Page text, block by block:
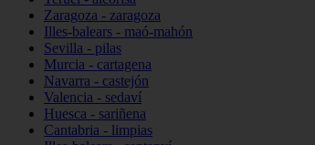
Zaragoza - zaragoza
Illes-balears - maó-mahón
Sevilla - pilas
Murcia - cartagena
Navarra - castejón
Valencia - sedaví
Huesca - sariñena
Cantabria - limpias